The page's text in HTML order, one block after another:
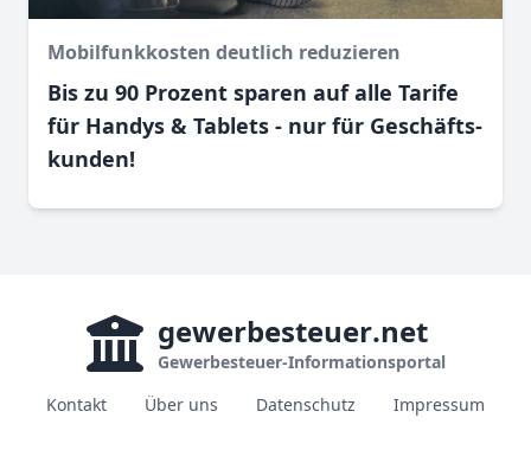
Mobilfunkkosten deutlich reduzieren
Bis zu 90 Prozent sparen auf alle Tarife
für Handys & Tablets - nur für Geschäfts­
kunden!
gewerbesteuer.net
Gewerbesteuer-Informationsportal
Kontakt
Über uns Datenschutz Impressum